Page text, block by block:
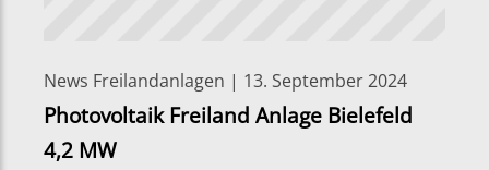
News Freilandanlagen | 13. September 2024
Photovoltaik Freiland Anlage Bielefeld
4,2 MW